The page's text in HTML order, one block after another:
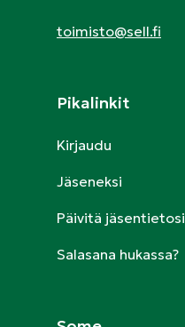
toimisto@sell.fi
Pikalinkit
Kirjaudu
Jäseneksi
Päivitä jäsentietosi
Salasana hukassa?